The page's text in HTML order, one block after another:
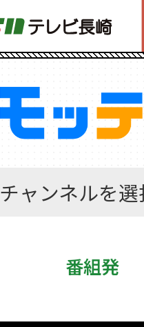
チャンネルを選
番組発